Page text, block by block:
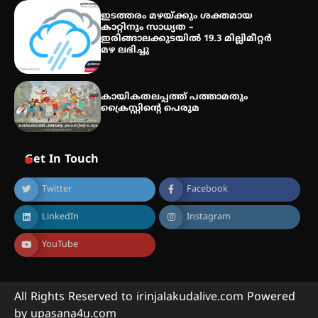
ഇടത്തരം മഴയ്ക്കും ശക്തമായ
കാറ്റിനും സാധ്യത –
ഇരിങ്ങാലക്കുടയിൽ 19.3 മില്ലിമീറ്റർ
മഴ ലഭിച്ചു
കായികതലപ്പത്ത് പത്താമതും
ക്രൈസ്റ്റിന്റെ പെരുമ
Get In Touch
Twitter Facebook
LinkedIn Instagram
YouTube
All Rights Reserved to irinjalakudalive.com Powered
by upasana4u.com